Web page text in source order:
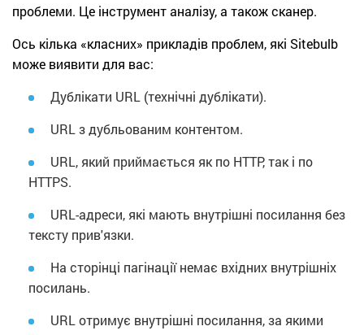
проблеми. Це інструмент аналізу, а також сканер.
Ось кілька «класних» прикладів проблем, які Sitebulb
може виявити для вас:
Дублікати URL (технічні дублікати).
URL з дубльованим контентом.
URL, який приймається як по HTTP, так і по
HTTPS.
URL-адреси, які мають внутрішні посилання без
тексту прив'язки.
На сторінці пагінації немає вхідних внутрішніх
посилань.
URL отримує внутрішні посилання, за якими